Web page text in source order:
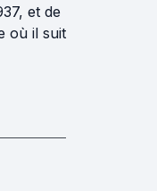
et de
où il suit